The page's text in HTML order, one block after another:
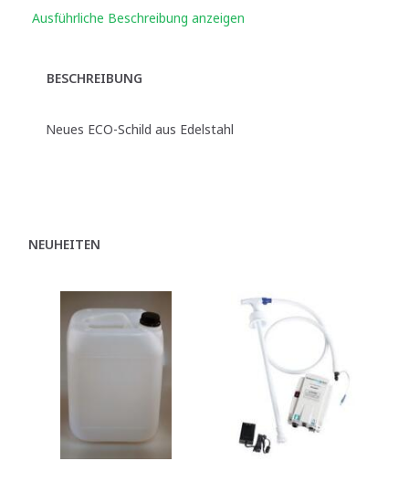
Ausführliche Beschreibung anzeigen
BESCHREIBUNG
Neues ECO-Schild aus Edelstahl
NEUHEITEN